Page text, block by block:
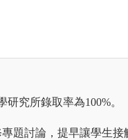
究所錄取率為100%。
題討論，提早讓學生